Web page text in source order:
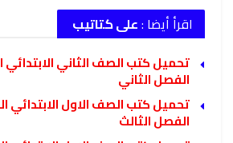
اقرأ أيضا :على كتاتيب
تحميل كتب الصف الثاني
الفصل الثاني
تحميل كتب الصف الاول
الفصل الثالث